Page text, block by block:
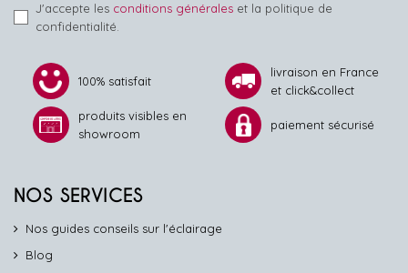
J'accepte les conditions générales et la politique de
confidentialité.
100% satisfait
livraison en France
et click&collect
produits visibles en
showroom
paiement sécurisé
NOS SERVICES
Nos guides conseils sur l'éclairage
Blog